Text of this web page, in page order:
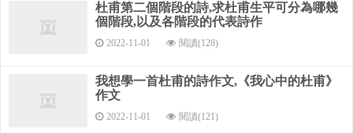
憂端齊終南，澒洞不可掇。
杜甫寫的詩有哪幾首
譴懷》《昔游》《卜居》《堂成》《蜀相》《為農》《有
客》《狂夫》 《舍》《江村》《野老》《遣興》《南鄰》《恨
別》《客至》《江亭》 《可惜》《獨酌》《石鏡》《琴臺》
杜甫第二個階段的詩,求杜甫生平可分為哪幾
個階段,以及各階段的代表詩作
2022-11-01 閱讀(128)
我想學一首杜甫的詩作文,《我心中的杜甫》
作文
2022-11-01 閱讀(121)